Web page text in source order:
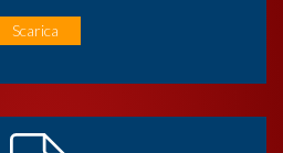
Scarica